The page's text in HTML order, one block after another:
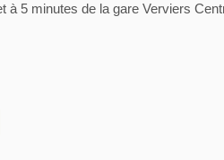
à 5 minutes de la gare Verviers